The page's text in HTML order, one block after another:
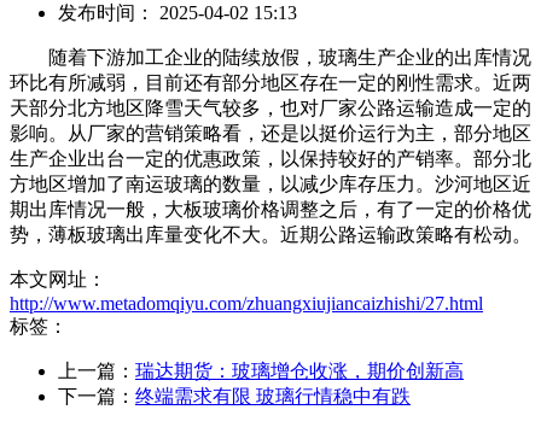
发布时间： 2025-04-02 15:13
随着下游加工企业的陆续放假，玻璃生产企业的出库情况
环比有所减弱，目前还有部分地区存在一定的刚性需求。近两
天部分北方地区降雪天气较多，也对厂家公路运输造成一定的
影响。从厂家的营销策略看，还是以挺价运行为主，部分地区
生产企业出台一定的优惠政策，以保持较好的产销率。部分北
方地区增加了南运玻璃的数量，以减少库存压力。沙河地区近
期出库情况一般，大板玻璃价格调整之后，有了一定的价格优
势，薄板玻璃出库量变化不大。近期公路运输政策略有松动。
本文网址：
http://www.metadomqiyu.com/zhuangxiujiancaizhishi/27.html
标签：
上一篇： 瑞达期货：玻璃增仓收涨，期价创新高
下一篇： 终端需求有限 玻璃行情稳中有跌